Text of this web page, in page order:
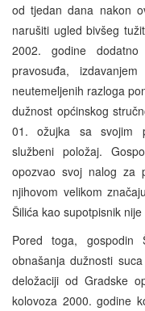
od tjedan dana nakon
narušiti ugled bivšeg
2002. godine
pravosuđa,
neutemeljenih razloga
dužnost općinskog
01. ožujka sa svojim
službeni položaj.
opozvao svoj nalog za
njihovom velikom
Šilića kao supotpisnik
Pored toga, gospodin
obnašanja dužnosti
deložaciji od Gradske
kolovoza 2000. godine